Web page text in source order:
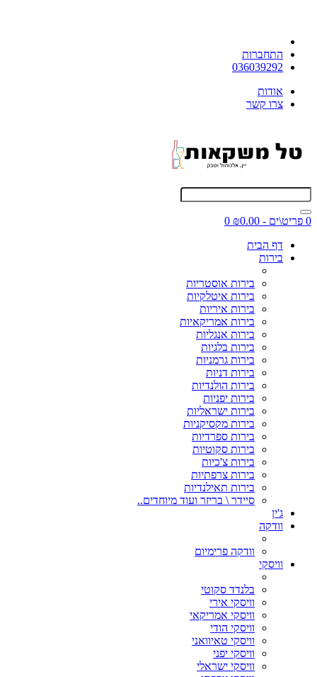
התחברות
036039292
אודות
צרו קשר
0 פריט\ים - ₪0.00
0
דף הבית
בירות
בירות אוסטריות
בירות איטלקיות
בירות איריות
בירות אמריקאיות
בירות אנגליות
בירות בלגיות
בירות גרמניות
בירות דניות
בירות הולנדיות
בירות יפניות
בירות ישראליות
בירות מקסיקניות
בירות ספרדיות
בירות סקוטיות
בירות צ'כיות
בירות צרפתיות
בירות תאילנדיות
סיידר \ בריזר ועוד מיוחדים..
ג'ין
וודקה
וודקה פרימיום
וויסקי
בלנדד סקוטי
וויסקי אירי
וויסקי אמריקאי
וויסקי הודי
וויסקי טאיוואני
וויסקי יפני
וויסקי ישראלי